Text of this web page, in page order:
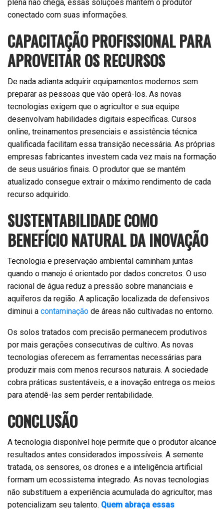
plena não chega, essas soluções mantêm o produtor
conectado com suas informações.
CAPACITAÇÃO PROFISSIONAL PARA
APROVEITAR OS RECURSOS
De nada adianta adquirir equipamentos modernos sem
preparar as pessoas que vão operá-los. As novas
tecnologias exigem que o agricultor e sua equipe
desenvolvam habilidades digitais específicas. Cursos
online, treinamentos presenciais e assistência técnica
qualificada facilitam essa transição necessária. As próprias
empresas fabricantes investem cada vez mais na formação
de seus usuários finais. O produtor que se mantém
atualizado consegue extrair o máximo rendimento de cada
recurso adquirido.
SUSTENTABILIDADE COMO
BENEFÍCIO NATURAL DA INOVAÇÃO
Tecnologia e preservação ambiental caminham juntas
quando o manejo é orientado por dados concretos. O uso
racional de água reduz a pressão sobre mananciais e
aquíferos da região. A aplicação localizada de defensivos
diminui a contaminação de áreas não cultivadas no entorno.
Os solos tratados com precisão permanecem produtivos
por mais gerações consecutivas de cultivo. As novas
tecnologias oferecem as ferramentas necessárias para
produzir mais com menos recursos naturais. A sociedade
cobra práticas sustentáveis, e a inovação entrega os meios
para atendê-las sem perder rentabilidade.
CONCLUSÃO
A tecnologia disponível hoje permite que o produtor alcance
resultados antes considerados impossíveis. A semente
tratada, os sensores, os drones e a inteligência artificial
formam um ecossistema integrado. As novas tecnologias
não substituem a experiência acumulada do agricultor, mas
potencializam seu talento. Quem abraça essas